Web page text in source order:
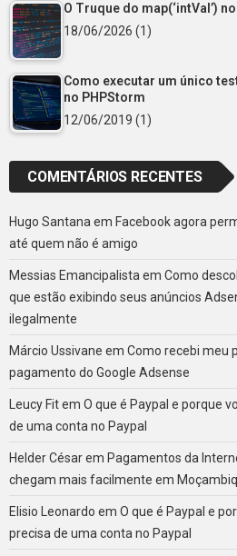
O Truque do map(‘intVal’)
18/06/2026 (1)
Como executar um único
no PHPStorm
12/06/2019 (1)
COMENTÁRIOS RECENTES
Hugo Santana em Facebook agora
até quem não é amigo
Messias Emancipalista em Como
que estão exibindo seus anúncios
ilegalmente
Márcio Ussivane em Como recebi meu
pagamento do Google Adsense
Leucy Fitem O que é Paypal e porque
de uma conta no Paypal
Helder Césarem Pagamentos da
chegam mais facilmente em
Elisio Leonardo em O que é Paypal e
precisa de uma conta no Paypal